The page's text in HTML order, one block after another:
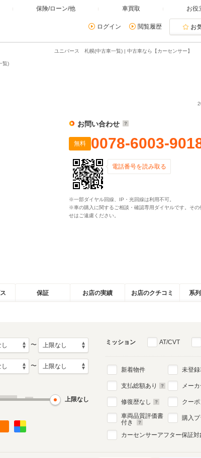
保険/ローン/他 車買取 お役
ログイン 閲覧履歴 お
ユニバース 札幌(中古車一覧) | 中古車なら【カーセンサー】
覧)
お問い合わせ
無料 0078-6003-
電話番号を読み取る
※一部ダイヤル回線、IP・光回線は利用不可。
※車の購入に関するご相談・確認専用ダイヤルです。その
せはご遠慮ください。
保証 お店の実績 お店のクチコミ 系
〜
〜
上限なし
ミッション AT/CVT
新着物件
支払総額あり
修復歴なし
車両品質評価書
付き
未登録
メー
クー
購入プ
カーセンサーアフター保証対